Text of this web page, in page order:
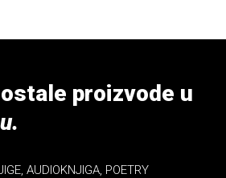
proizvode u
AUDIOKNJIGA, POETRY